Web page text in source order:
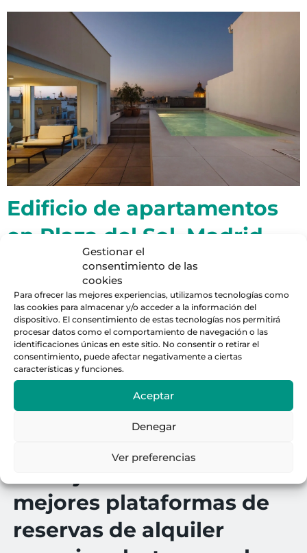
Gestionar el
consentimiento de las
cookies
Para ofrecer las mejores experiencias, utilizamos tecnologías como
las cookies para almacenar y/o acceder a la información del
dispositivo. El consentimiento de estas tecnologías nos permitirá
procesar datos como el comportamiento de navegación o las
identificaciones únicas en este sitio. No consentir o retirar el
consentimiento, puede afectar negativamente a ciertas
características y funciones.
Aceptar
Denegar
Ver preferencias
Edificio de apartamentos
en Plaza del Sol, Madrid
mejores plataformas de
reservas de alquiler